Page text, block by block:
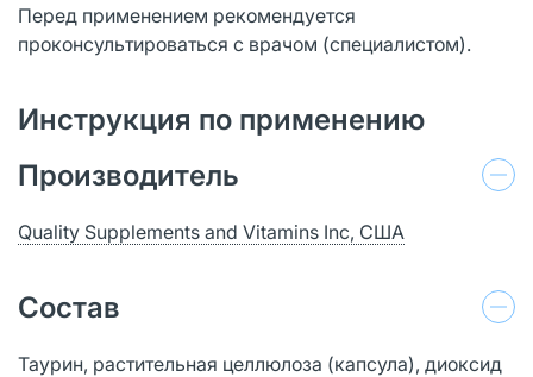
Перед применением рекомендуется
проконсультироваться с врачом (специалистом).
Инструкция по применению
Производитель
Quality Supplements and Vitamins Inc, США
Состав
Таурин, растительная целлюлоза (капсула), диоксид